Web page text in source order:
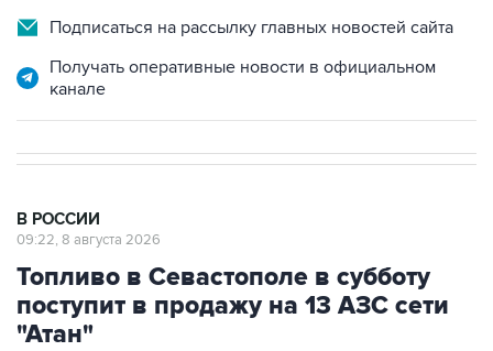
Подписаться на рассылку главных новостей сайта
Получать оперативные новости в официальном
канале
В РОССИИ
09:22, 8 августа 2026
Топливо в Севастополе в субботу
поступит в продажу на 13 АЗС сети
"Атан"